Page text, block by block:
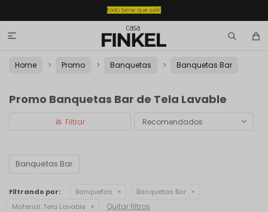

Home Promo Banquetas Banquetas Bar
Promo Banquetas Bar de Tela Lavable
Recomendados
Banquetas Bar
Filtrando por: Banquetas
Banquetas Bar
Material: Tela Lavable Quitar filtros